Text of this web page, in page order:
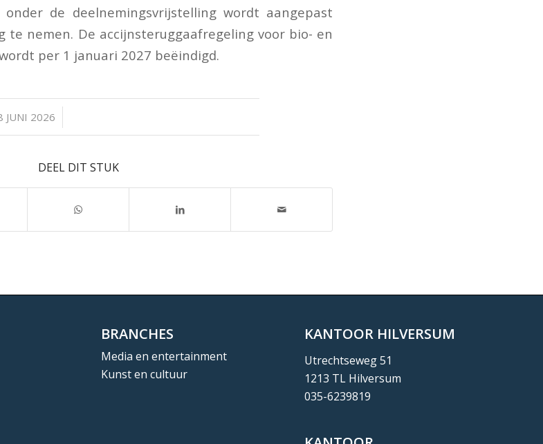
de deelnemingsvrijstelling wordt aangepast
te nemen. De accijnsteruggaafregeling voor bio- en
per 1 januari 2027 beëindigd.
JUNI 2026
/
DEEL DIT STUK
BRANCHES
Media en entertainment
Kunst en cultuur
KANTOOR HILVERSUM
Utrechtseweg 51
1213 TL Hilversum
035-6239819